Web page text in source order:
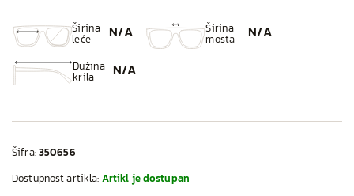
Širina
leće N/A Širina
mosta N/A
Dužina
krila N/A
Šifra:350656
Dostupnost artikla: Artikl je dostupan